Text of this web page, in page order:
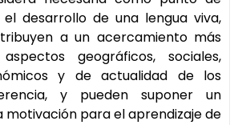
desarrollo de una lengua viva,
a un acercamiento más
geográficos, sociales,
y de actualidad de los
y pueden suponer un
para el aprendizaje de